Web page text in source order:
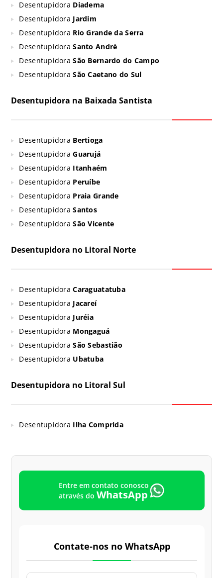
Desentupidora Diadema
Desentupidora Jardim
Desentupidora Rio Grande da Serra
DesentupidoraSanto André
DesentupidoraSão Bernardo do Campo
DesentupidoraSão Caetano do Sul
Desentupidora na Baixada Santista
Desentupidora Bertioga
DesentupidoraGuarujá
Desentupidora Itanhaém
Desentupidora Peruíbe
Desentupidora Praia Grande
DesentupidoraSantos
DesentupidoraSão Vicente
Desentupidora no Litoral Norte
DesentupidoraCaraguatatuba
Desentupidora Jacareí
Desentupidora Juréia
Desentupidora Mongaguá
DesentupidoraSão Sebastião
Desentupidora Ubatuba
Desentupidora no Litoral Sul
Desentupidora Ilha Comprida
Entre em contato conosco
através do WhatsApp
Contate-nos no WhatsApp